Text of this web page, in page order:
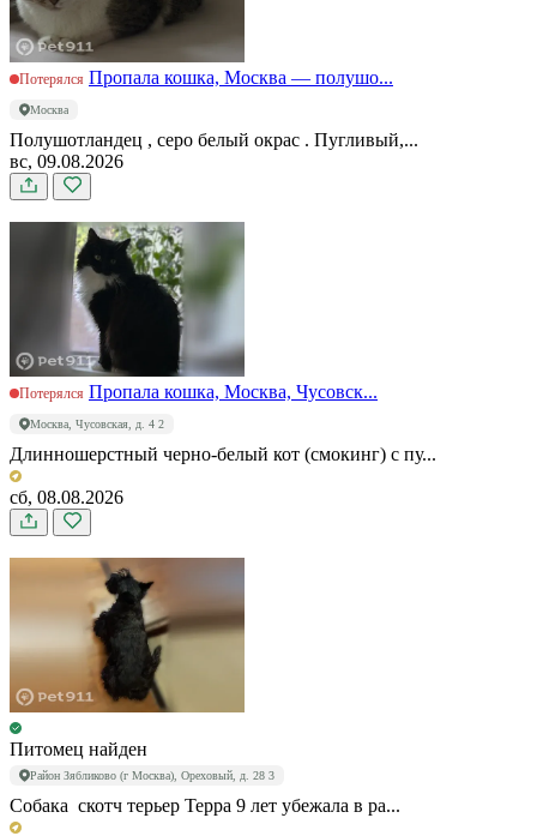
Потерялся Пропала кошка, Москва — полушо...
Москва
Полушотландец , серо белый окрас . Пугливый,...
вс, 09.08.2026
Потерялся Пропала кошка, Москва, Чусовск...
Москва, Чусовская, д. 4 2
Длинношерстный черно-белый кот (смокинг) с пу...
сб, 08.08.2026
Питомец найден
Район Зябликово (г Москва), Ореховый, д. 28 3
Собака скотч терьер Терра 9 лет убежала в ра...